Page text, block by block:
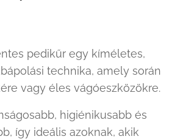
pedikűr egy kíméletes,
technika, amely során
vagy éles vágóeszközökre.
higiénikusabb és
így ideális azoknak, akik